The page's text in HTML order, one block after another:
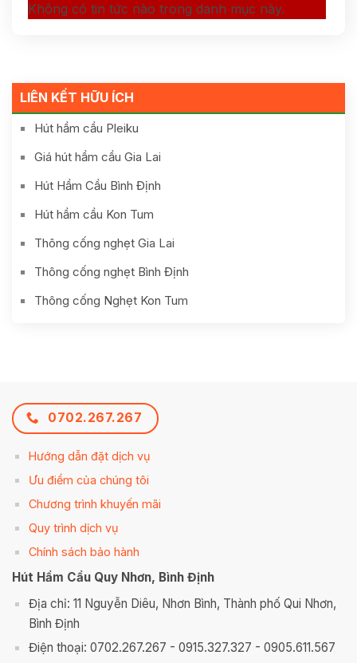
LIÊN KẾT HỮU ÍCH
Hút hầm cầu Pleiku
Giá hút hầm cầu Gia Lai
Hút Hầm Cầu Bình Định
Hút hầm cầu Kon Tum
Thông cống nghẹt Gia Lai
Thông cống nghẹt Bình Định
Thông cống Nghẹt Kon Tum
Không có tin tức nào trong danh mục này.
0702.267.267
Hướng dẫn đặt dịch vụ
Ưu điểm của chúng tôi
Chương trình khuyến mãi
Quy trình dịch vụ
Chính sách bảo hành
Hút Hầm Cầu Quy Nhơn, Bình Định
Địa chỉ: 11 Nguyễn Diêu, Nhơn Bình, Thành phố Qui Nhơn,
Bình Định
Điện thoại: 0702.267.267 - 0915.327.327 - 0905.611.567